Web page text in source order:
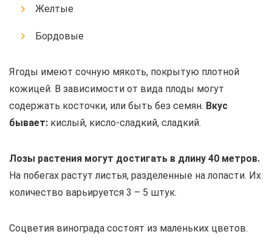
Желтые
Бордовые
Ягоды имеют сочную мякоть, покрытую плотной
кожицей. В зависимости от вида плоды могут
содержать косточки, или быть без семян. Вкус
бывает: кислый, кисло-сладкий, сладкий.
Лозы растения могут достигать в длину 40 метров.
На побегах растут листья, разделенные на лопасти. Их
количество варьируется 3 – 5 штук.
Соцветия винограда состоят из маленьких цветов.